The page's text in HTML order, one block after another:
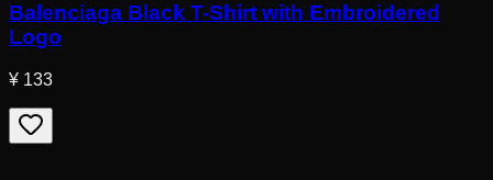
Balenciaga Black T-Shirt with Embroidered
Logo
¥ 133